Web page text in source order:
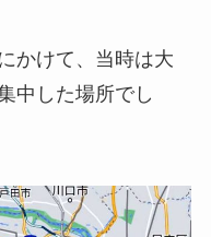
かけて、当時は大
中した場所でし